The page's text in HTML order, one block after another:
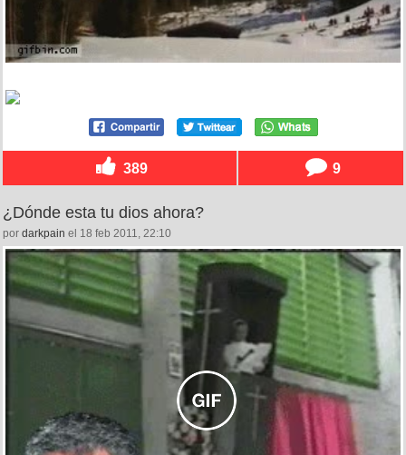
389 9
¿Dónde esta tu dios ahora?
por darkpain el 18 feb 2011, 22:10